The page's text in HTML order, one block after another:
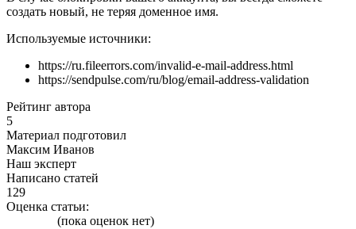
создать новый, не теряя доменное имя.
Используемые источники:
https://ru.fileerrors.com/invalid-e-mail-address.html
https://sendpulse.com/ru/blog/email-address-validation
Рейтинг автора
5
Материал подготовил
Максим Иванов
Наш эксперт
Написано статей
129
Оценка статьи:
(пока оценок нет)